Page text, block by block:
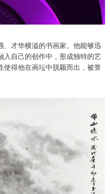
才华横溢的书画家。他能够迅
入自己的创作中，形成独特的艺
使得他在画坛中脱颖而出，被誉